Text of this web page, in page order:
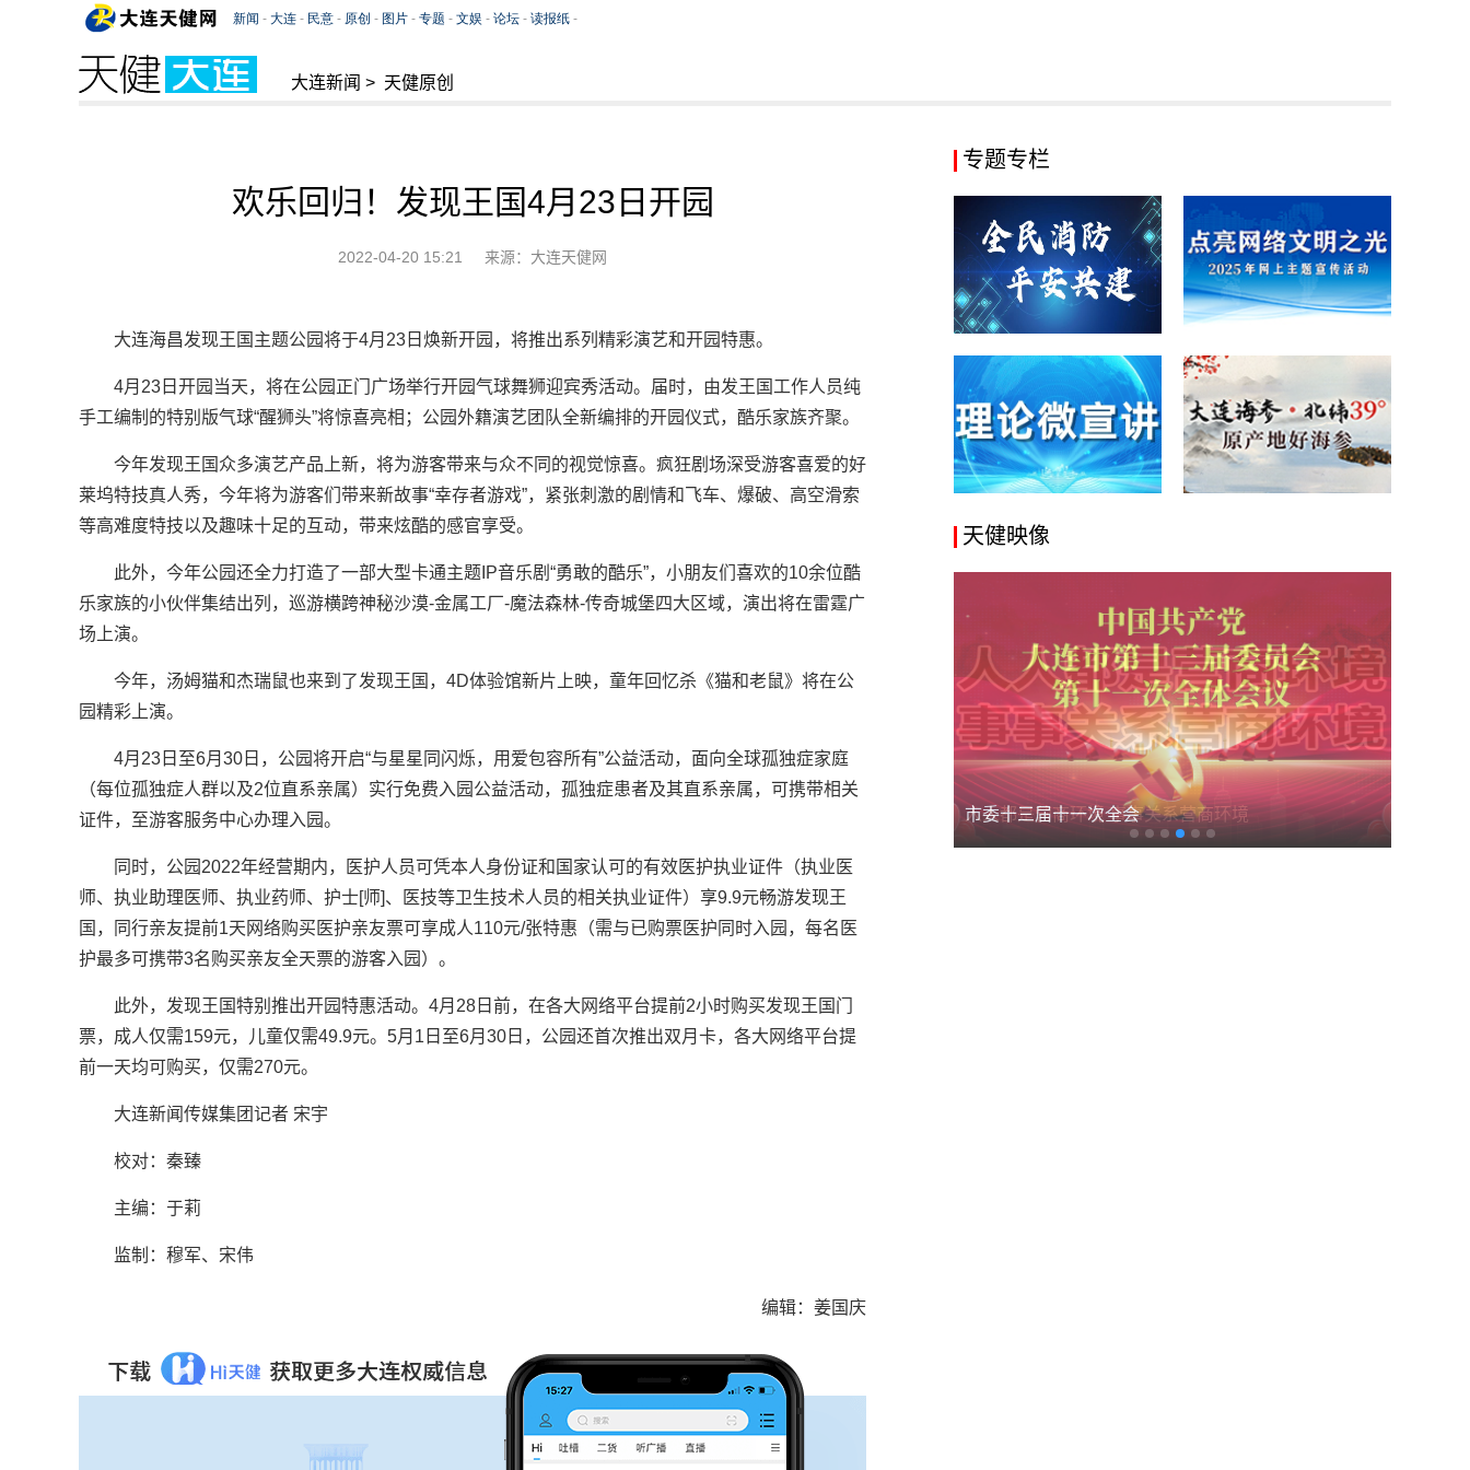
大连新闻 > 天健原创
欢乐回归！发现王国4月23日开园
2022-04-20 15:21 来源：大连天健网
大连海昌发现王国主题公园将于4月23日焕新开园，将推出系列精彩演艺和开园特惠。
4月23日开园当天，将在公园正门广场举行开园气球舞狮迎宾秀活动。届时，由发王国工作人员纯
手工编制的特别版气球“醒狮头”将惊喜亮相；公园外籍演艺团队全新编排的开园仪式，酷乐家族齐聚。
今年发现王国众多演艺产品上新，将为游客带来与众不同的视觉惊喜。疯狂剧场深受游客喜爱的好
莱坞特技真人秀，今年将为游客们带来新故事“幸存者游戏”，紧张刺激的剧情和飞车、爆破、高空滑索
等高难度特技以及趣味十足的互动，带来炫酷的感官享受。
此外，今年公园还全力打造了一部大型卡通主题IP音乐剧“勇敢的酷乐”，小朋友们喜欢的10余位酷
乐家族的小伙伴集结出列，巡游横跨神秘沙漠-金属工厂-魔法森林-传奇城堡四大区域，演出将在雷霆广
场上演。
今年，汤姆猫和杰瑞鼠也来到了发现王国，4D体验馆新片上映，童年回忆杀《猫和老鼠》将在公
园精彩上演。
4月23日至6月30日，公园将开启“与星星同闪烁，用爱包容所有”公益活动，面向全球孤独症家庭
（每位孤独症人群以及2位直系亲属）实行免费入园公益活动，孤独症患者及其直系亲属，可携带相关
证件，至游客服务中心办理入园。
同时，公园2022年经营期内，医护人员可凭本人身份证和国家认可的有效医护执业证件（执业医
师、执业助理医师、执业药师、护士[师]、医技等卫生技术人员的相关执业证件）享9.9元畅游发现王
国，同行亲友提前1天网络购买医护亲友票可享成人110元/张特惠（需与已购票医护同时入园，每名医
护最多可携带3名购买亲友全天票的游客入园）。
此外，发现王国特别推出开园特惠活动。4月28日前，在各大网络平台提前2小时购买发现王国门
票，成人仅需159元，儿童仅需49.9元。5月1日至6月30日，公园还首次推出双月卡，各大网络平台提
前一天均可购买，仅需270元。
大连新闻传媒集团记者 宋宇
校对：秦臻
主编：于莉
监制：穆军、宋伟
编辑：姜国庆